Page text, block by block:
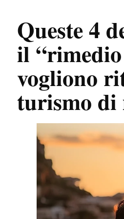
Queste 4
il “rimedio
vogliono
turismo di